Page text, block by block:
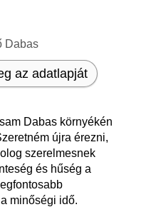
Dabas
az adatlapját
Dabas környékén
újra érezni,
szerelmesnek
és hűség a
minőségi idő.